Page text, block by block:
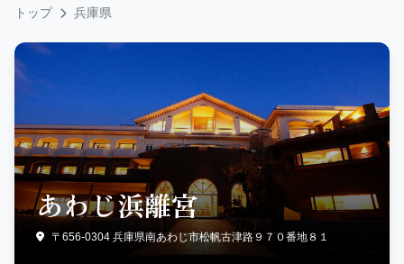
トップ 兵庫県
あわじ浜離宮
〒656-0304 兵庫県南あわじ市松帆古津路９７０番地８１